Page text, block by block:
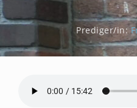
Prediger/in: